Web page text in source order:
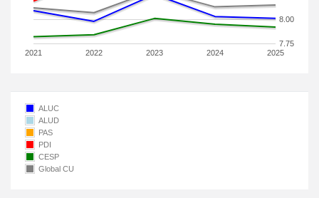
2021 2022 2023 2024 2025
7.75
8.00
ALUC
ALUD
PAS
PDI
CESP
Global CU